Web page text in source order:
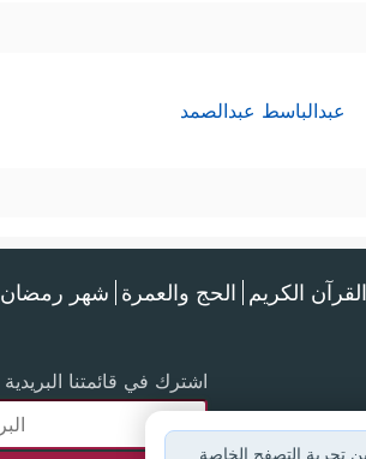
عبدالباسط عبدالصمد
القرآن الكريم الحج والعمرة شهر رمضان
اشترك في قائمتنا البريدية
تجربة التصفح الخاصة